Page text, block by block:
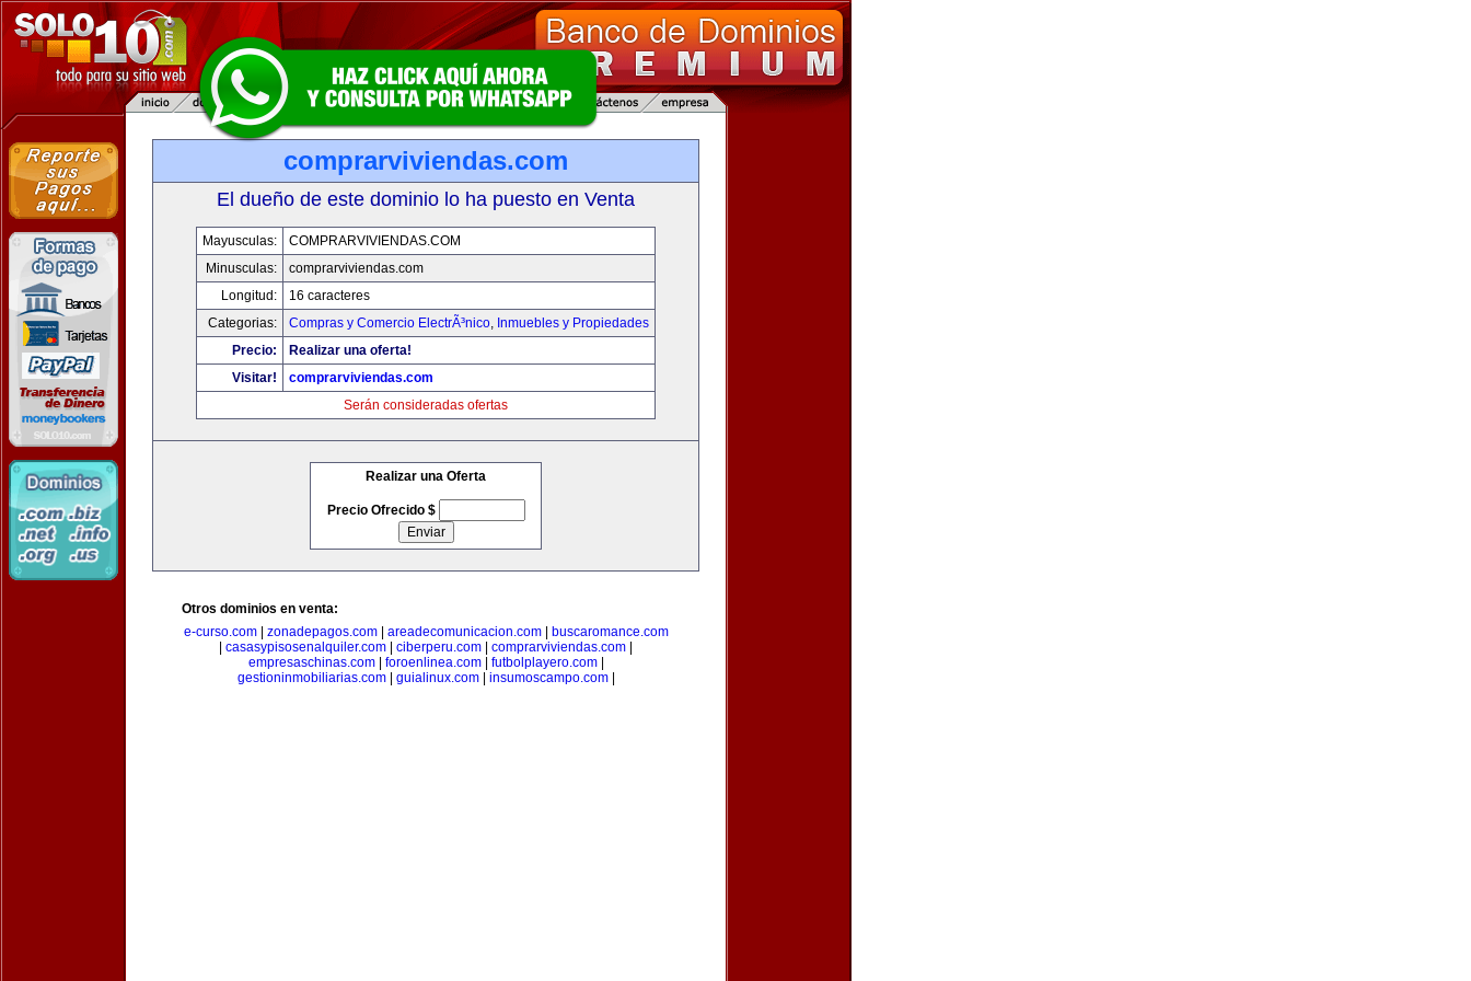
comprarviviendas.com
El dueño de este dominio lo ha puesto en Venta
Mayusculas:
COMPRARVIVIENDAS.COM
Minusculas:
comprarviviendas.com
Longitud:
16 caracteres
Categorias:
Compras y Comercio ElectrÃ³nico, Inmuebles y Propiedades
Precio:
Realizar una oferta!
Visitar!
comprarviviendas.com
Serán consideradas ofertas
Realizar una Oferta
Precio Ofrecido $
Otros dominios en venta:
e-curso.com| zonadepagos.com| areadecomunicacion.com|
buscaromance.com
casasypisosenalquiler.com ciberperu.com comprarviviendas.com
empresaschinas.com| foroenlinea.com| futbolplayero.com|
gestioninmobiliarias.com| guialinux.com| insumoscampo.com|